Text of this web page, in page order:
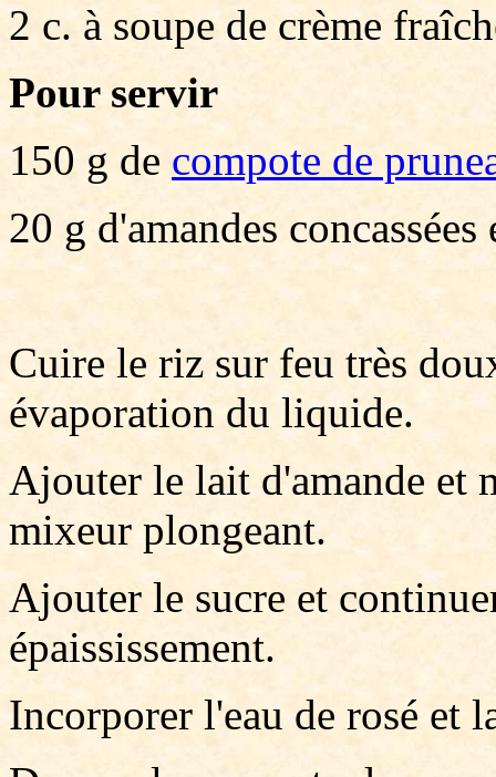
2 c. à soupe de crème
Pour servir
150 g de compote de
20 g d'amandes
Cuire le riz sur feu très
évaporation du liquide.
Ajouter le lait d'amande et
mixeur plongeant.
Ajouter le sucre et
épaississement.
Incorporer l'eau de rosé et